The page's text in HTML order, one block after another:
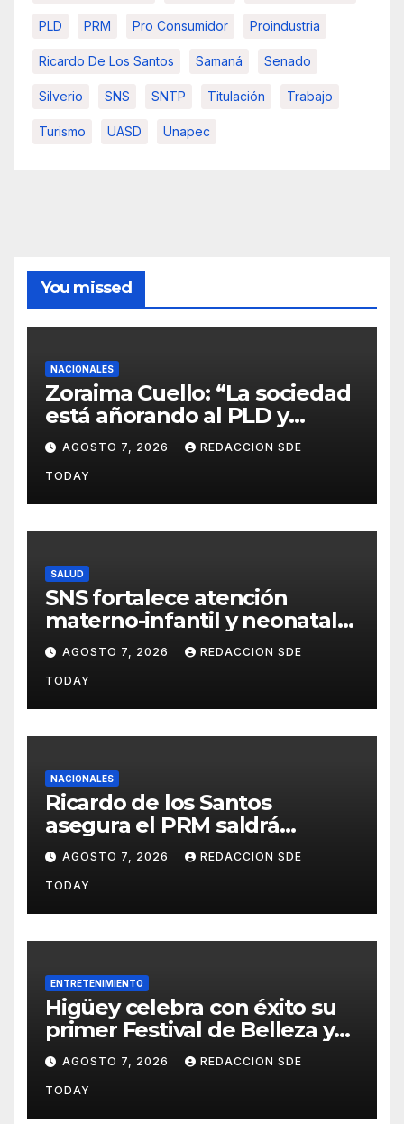
PLD PRM Pro Consumidor Proindustria
Ricardo De Los Santos Samaná Senado
Silverio SNS SNTP Titulación Trabajo
Turismo UASD Unapec
You missed
NACIONALES
Zoraima Cuello: “La sociedad
está añorando al PLD y
nuestro deber es comunicar
con la verdad y las
evidencias”
AGOSTO 7, 2026 REDACCION SDE
TODAY
SALUD
SNS fortalece atención
materno-infantil y neonatal
con nuevas estrategias y
avances en la Red Pública de
Salud
AGOSTO 7, 2026 REDACCION SDE
TODAY
NACIONALES
Ricardo de los Santos
asegura el PRM saldrá
fortalecido del proceso
interno para escoger nuevas
autoridades
AGOSTO 7, 2026 REDACCION SDE
TODAY
ENTRETENIMIENTO
Higüey celebra con éxito su
primer Festival de Belleza y
Emprendimiento
AGOSTO 7, 2026 REDACCION SDE
TODAY